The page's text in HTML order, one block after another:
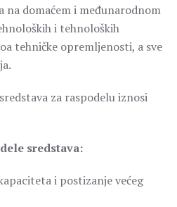
na domaćem i međunarodnom
i tehnoloških
tehničke opremljenosti, a sve
za raspodelu iznosi
sredstava:
i postizanje većeg